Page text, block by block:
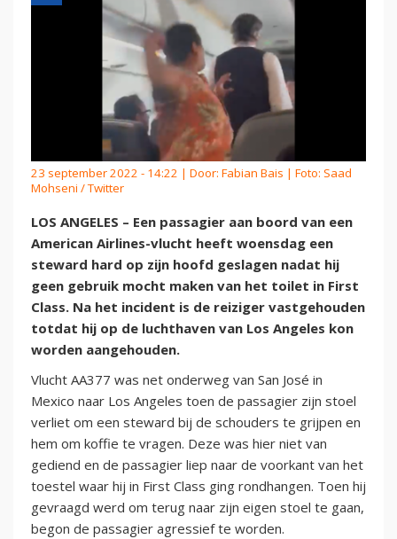
23 september 2022 - 14:22 | Door: Fabian Bais | Foto: Saad
Mohseni / Twitter
LOS ANGELES – Een passagier aan boord van een
American Airlines-vlucht heeft woensdag een
steward hard op zijn hoofd geslagen nadat hij
geen gebruik mocht maken van het toilet in First
Class. Na het incident is de reiziger vastgehouden
totdat hij op de luchthaven van Los Angeles kon
worden aangehouden.
Vlucht AA377 was net onderweg van San José in
Mexico naar Los Angeles toen de passagier zijn stoel
verliet om een steward bij de schouders te grijpen en
hem om koffie te vragen. Deze was hier niet van
gediend en de passagier liep naar de voorkant van het
toestel waar hij in First Class ging rondhangen. Toen hij
gevraagd werd om terug naar zijn eigen stoel te gaan,
begon de passagier agressief te worden.